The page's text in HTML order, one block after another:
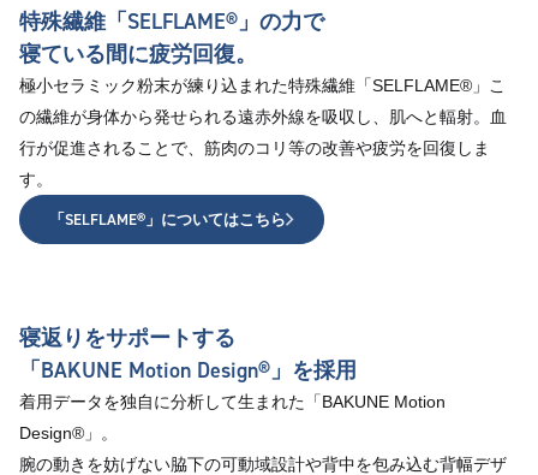
特殊繊維「SELFLAME®︎」の力で
寝ている間に疲労回復。
極小セラミック粉末が練り込まれた特殊繊維「SELFLAME®︎」こ
の繊維が身体から発せられる遠赤外線を吸収し、肌へと輻射。血
行が促進されることで、筋肉のコリ等の改善や疲労を回復しま
す。
「SELFLAME®︎」についてはこちら
寝返りをサポートする
「BAKUNE Motion Design®」を採用
着用データを独自に分析して生まれた「BAKUNE Motion
Design®」。
腕の動きを妨げない脇下の可動域設計や背中を包み込む背幅デザ